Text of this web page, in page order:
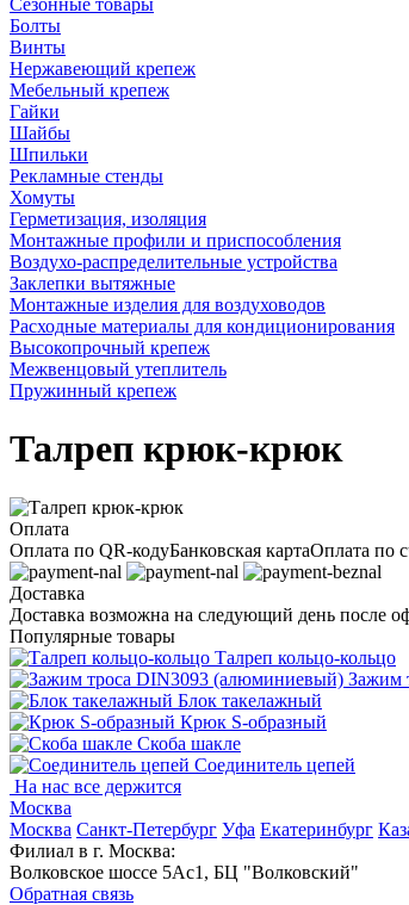
Сезонные товары
Болты
Винты
Нержавеющий крепеж
Мебельный крепеж
Гайки
Шайбы
Шпильки
Рекламные стенды
Хомуты
Герметизация, изоляция
Монтажные профили и приспособления
Воздухо-распределительные устройства
Заклепки вытяжные
Монтажные изделия для воздуховодов
Расходные материалы для кондиционирования
Высокопрочный крепеж
Межвенцовый утеплитель
Пружинный крепеж
Талреп крюк-крюк
Оплата
Оплата по QR-кодуБанковская картаОплата по
Доставка
Доставка возможна на следующий день после
Популярные товары
Талреп кольцо-кольцо
Зажим
Блок такелажный
Крюк S-образный
Скоба шакле
Соединитель цепей
На нас все держится
Москва
Москва Санкт-Петербург Уфа Екатеринбург
Филиал в г. Москва:
Волковское шоссе 5Ас1, БЦ "Волковский"
Обратная связь